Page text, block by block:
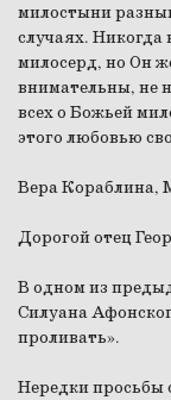
милостыни
случаях. Никогда
милосерд, но Он
внимательны, не
всех о Божьей
этого любовью
Вера Кораблина,
Дорогой отец
В одном из
Силуана
проливать».
Нередки просьбы